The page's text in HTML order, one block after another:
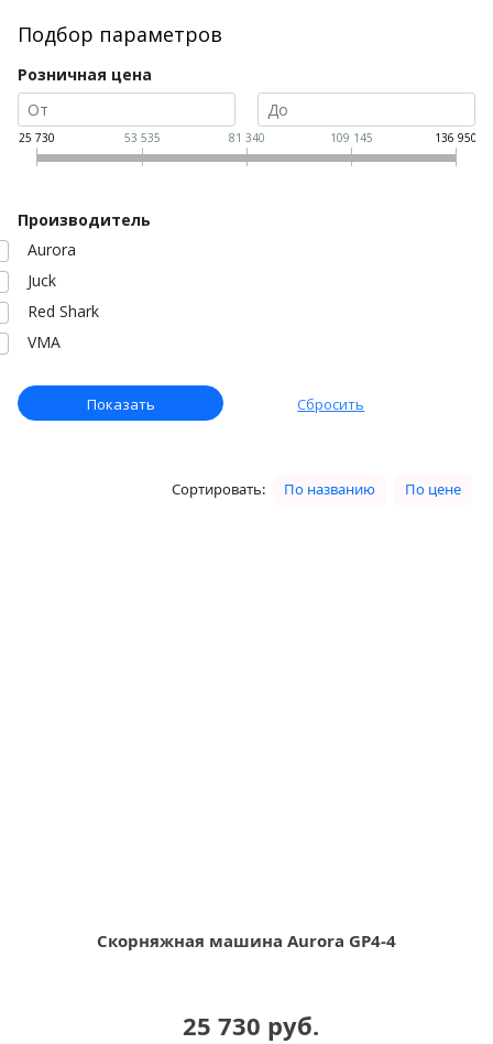
Подбор параметров
Розничная цена
25 730 53 535 81 340 109 145 136 950
Производитель
Aurora
Juck
Red Shark
VMA
Сортировать: По названию По цене
Скорняжная машина Aurora GP4-4
25 730 руб.